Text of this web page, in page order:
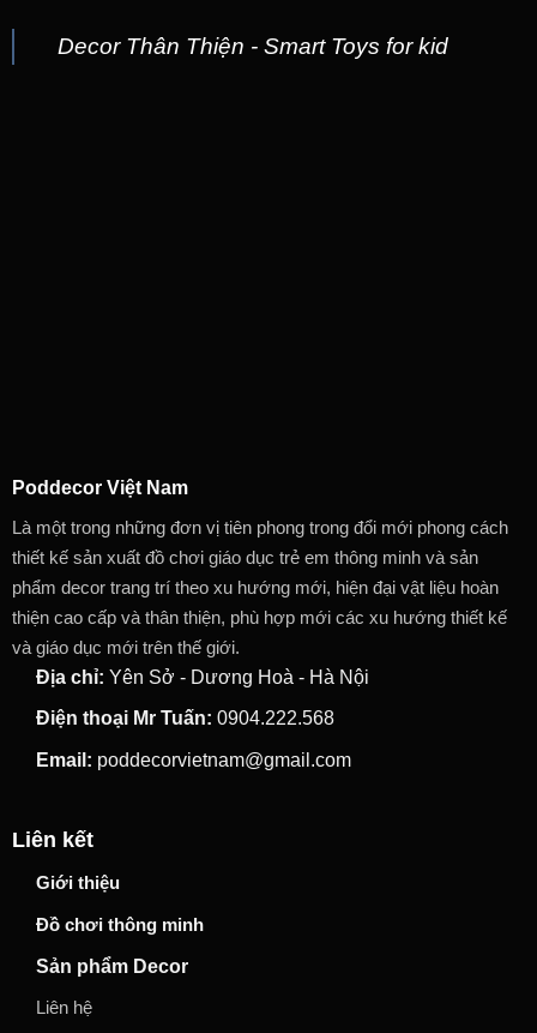
Decor Thân Thiện - Smart Toys for kid
Poddecor Việt Nam
Là một trong những đơn vị tiên phong trong đổi mới phong cách
thiết kế sản xuất đồ chơi giáo dục trẻ em thông minh và sản
phẩm decor trang trí theo xu hướng mới, hiện đại vật liệu hoàn
thiện cao cấp và thân thiện, phù hợp mới các xu hướng thiết kế
và giáo dục mới trên thế giới.
Địa chỉ: Yên Sở - Dương Hoà - Hà Nội
Điện thoại Mr Tuấn: 0904.222.568
Email: poddecorvietnam@gmail.com
Liên kết
Giới thiệu
Đồ chơi thông minh
Sản phẩm Decor
Liên hệ